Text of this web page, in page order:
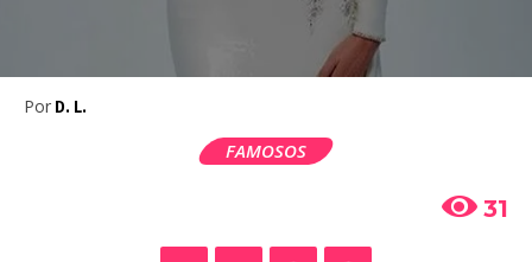
Por D. L.
FAMOSOS
31